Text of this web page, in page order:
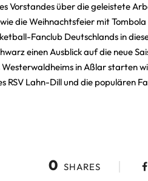
Vorstandes über die geleistete
die Weihnachtsfeier mit
Fanclub Deutschlands in
einen Ausblick auf die neue
in Aßlar
RSV Lahn-Dill und die populären
0 SHARES